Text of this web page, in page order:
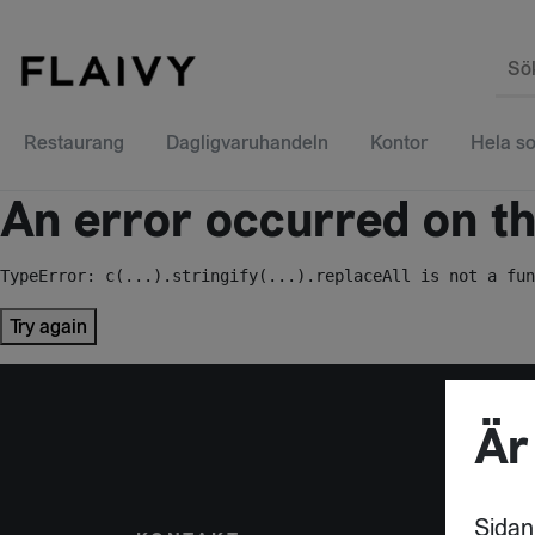
Restaurang Dagligvaruhandeln Kontor Hela
An error occurred on
TypeError: c(...).stringify(...).replaceAll is not a
Try again